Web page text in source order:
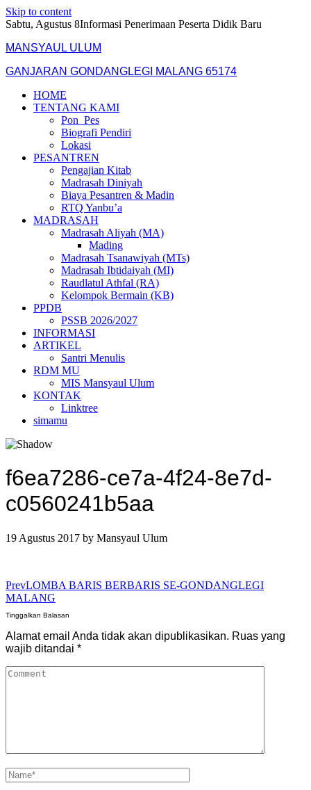
Skip to content
Sabtu, Agustus 8Informasi Penerimaan Peserta Didik Baru
MANSYAUL ULUM
GANJARAN GONDANGLEGI MALANG 65174
HOME
TENTANG KAMI
Pon_Pes
Biografi Pendiri
Lokasi
PESANTREN
Pengajian Kitab
Madrasah Diniyah
Biaya Pesantren & Madin
RTQ Yanbu’a
MADRASAH
Madrasah Aliyah (MA)
Mading
Madrasah Tsanawiyah (MTs)
Madrasah Ibtidaiyah (MI)
Raudlatul Athfal (RA)
Kelompok Bermain (KB)
PPDB
PSSB 2026/2027
INFORMASI
ARTIKEL
Santri Menulis
RDM MU
MIS Mansyaul Ulum
KONTAK
Linktree
simamu
f6ea7286-ce7a-4f24-8e7d-
c0560241b5aa
19 Agustus 2017 by Mansyaul Ulum
PrevLOMBA BARIS BERBARIS SE-GONDANGLEGI
MALANG
Tinggalkan Balasan
Alamat email Anda tidak akan dipublikasikan. Ruas yang
wajib ditandai *